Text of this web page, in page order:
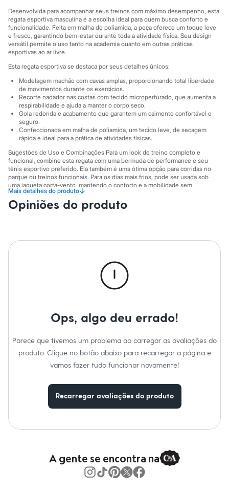
Sapatilhas
Tênis
Marcas
City
Clock House
Mindset
Sawary
Yessica
Moda esportiva
Acessórios
Blusas
Calçados
Leggings
Shorts e Bermudas
Tops
Moda íntima
Calcinhas
Cintas e Modeladores
Meias
Pijamas
Sutiãs e Tops
Moda praia
Biquínis
Plus size
Dia dos Pais
Inverno
Novidades
Camisetas e Regatas
Casacos e Jaquetas
Jeans
Polos
Chapéus e Bonés
Desenvolvida para acompanhar seus treinos com máximo desempenho, esta
regata esportiva masculina é a escolha ideal para quem busca conforto e
funcionalidade. Feita em malha de poliamida, a peça oferece um toque leve
e fresco, garantindo bem-estar durante toda a atividade física. Seu design
versátil permite o uso tanto na academia quanto em outras práticas
esportivas ao ar livre.
Esta regata esportiva se destaca por seus detalhes únicos:
Modelagem machão com cavas amplas, proporcionando total liberdade
de movimentos durante os exercícios.
Recorte nadador nas costas com tecido microperfurado, que aumenta a
respirabilidade e ajuda a manter o corpo seco.
Gola redonda e acabamento que garantem um caimento confortável e
seguro.
Confeccionada em malha de poliamida, um tecido leve, de secagem
rápida e ideal para a prática de atividades físicas.
Sugestões de Uso e Combinações Para um look de treino completo e
funcional, combine esta regata com uma bermuda de performance e seu
tênis esportivo preferido. Ela também é uma ótima opção para corridas no
parque ou treinos funcionais. Para os dias mais frios, pode ser usada sob
uma jaqueta corta-vento, mantendo o conforto e a mobilidade sem
comprometer o estilo.
A gente se encontra na C&A! ❤
Mais detalhes do produto↓
Opiniões do produto
Ops, algo deu errado!
Parece que tivemos um problema ao carregar as avaliações do
produto. Clique no botão abaixo para recarregar a página e
vamos fazer tudo funcionar novamente!
Recarregar avaliações do produto
A gente se encontra na